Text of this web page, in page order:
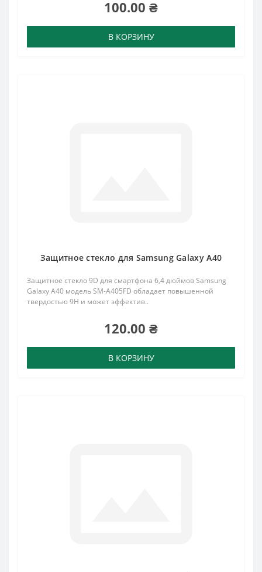
100.00 ₴
В КОРЗИНУ
Защитное стекло для Samsung Galaxy A40
Защитное стекло 9D для смартфона 6,4 дюймов Samsung
Galaxy A40 модель SM-A405FD обладает повышенной
твердостью 9H и может эффектив..
120.00 ₴
В КОРЗИНУ